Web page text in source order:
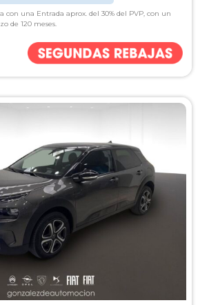
con una Entrada aprox. del 30% del PVP, con un
de 120 meses.